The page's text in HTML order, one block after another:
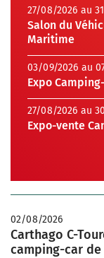
27/08/2026 au
Salon du
Maritime
03/09/2026 au
Expo
27/08/2026 au
Expo-vente
02/08/2026
Carthago C-
camping-car